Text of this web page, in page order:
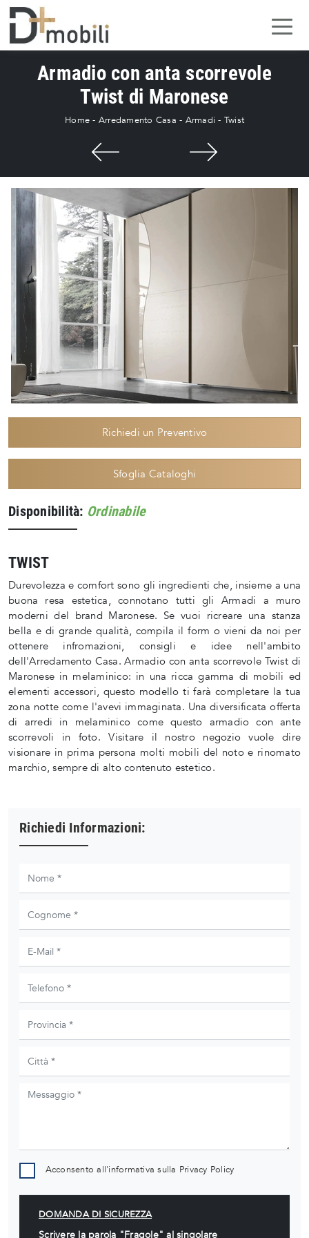
Armadio con anta scorrevole
Twist di Maronese
Home - Arredamento Casa - Armadi - Twist
Richiedi un Preventivo
Sfoglia Cataloghi
Disponibilità: Ordinabile
TWIST
Durevolezza e comfort sono gli ingredienti che, insieme a una
buona resa estetica, connotano tutti gli Armadi a muro
moderni del brand Maronese. Se vuoi ricreare una stanza
bella e di grande qualità, compila il form o vieni da noi per
ottenere infromazioni, consigli e idee nell'ambito
dell'Arredamento Casa. Armadio con anta scorrevole Twist di
Maronese in melaminico: in una ricca gamma di mobili ed
elementi accessori, questo modello ti farà completare la tua
zona notte come l'avevi immaginata. Una diversificata offerta
di arredi in melaminico come questo armadio con ante
scorrevoli in foto. Visitare il nostro negozio vuole dire
visionare in prima persona molti mobili del noto e rinomato
marchio, sempre di alto contenuto estetico.
Richiedi Informazioni:
Acconsento all'informativa sulla Privacy Policy
DOMANDA DI SICUREZZA
Scrivere la parola "Fragole" al singolare